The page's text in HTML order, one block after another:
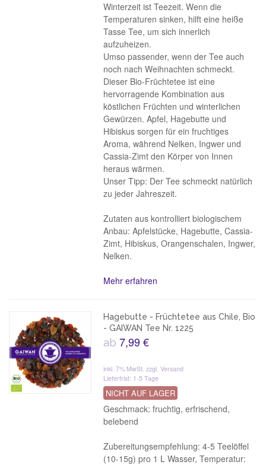
Winterzeit ist Teezeit. Wenn die
Temperaturen sinken, hilft eine heiße
Tasse Tee, um sich innerlich
aufzuheizen.
Umso passender, wenn der Tee auch
noch nach Weihnachten schmeckt.
Dieser Bio-Früchtetee ist eine
hervorragende Kombination aus
köstlichen Früchten und winterlichen
Gewürzen. Apfel, Hagebutte und
Hibiskus sorgen für ein fruchtiges
Aroma, während Nelken, Ingwer und
Cassia-Zimt den Körper von Innen
heraus wärmen.
Unser Tipp: Der Tee schmeckt natürlich
zu jeder Jahreszeit.
Zutaten aus kontrolliert biologischem
Anbau: Apfelstücke, Hagebutte, Cassia-
Zimt, Hibiskus, Orangenschalen, Ingwer,
Nelken.
Mehr erfahren
Hagebutte - Früchtetee aus Chile, Bio
- GAIWAN Tee Nr. 1225
ab7,99 €
inkl. 7% MwSt.zzgl. Versand
Lieferfrist: 1-5 Tage
NICHT AUF LAGER
Geschmack: fruchtig, erfrischend,
belebend
Zubereitungsempfehlung: 4-5 Teelöffel
(10-15g) pro 1 L Wasser, Temperatur: